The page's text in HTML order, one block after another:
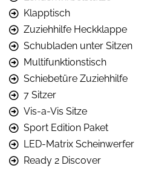
Klapptisch
Zuziehhilfe Heckklappe
Schubladen unter Sitzen
Multifunktionstisch
Schiebetüre Zuziehhilfe
7 Sitzer
Vis-a-Vis Sitze
Sport Edition Paket
LED-Matrix Scheinwerfer
Ready 2 Discover